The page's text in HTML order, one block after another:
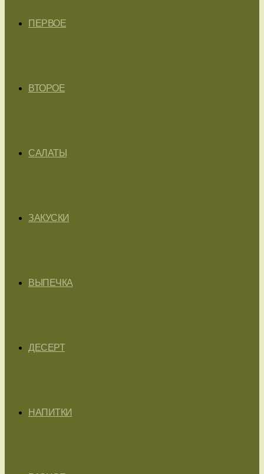
ПЕРВОЕ
ВТОРОЕ
САЛАТЫ
ЗАКУСКИ
ВЫПЕЧКА
ДЕСЕРТ
НАПИТКИ